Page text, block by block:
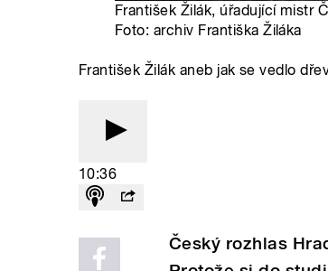
František Žilák, úřadující mistr
Foto: archiv Františka Žiláka
František Žilák aneb jak se vedlo
10:36
Český rozhlas